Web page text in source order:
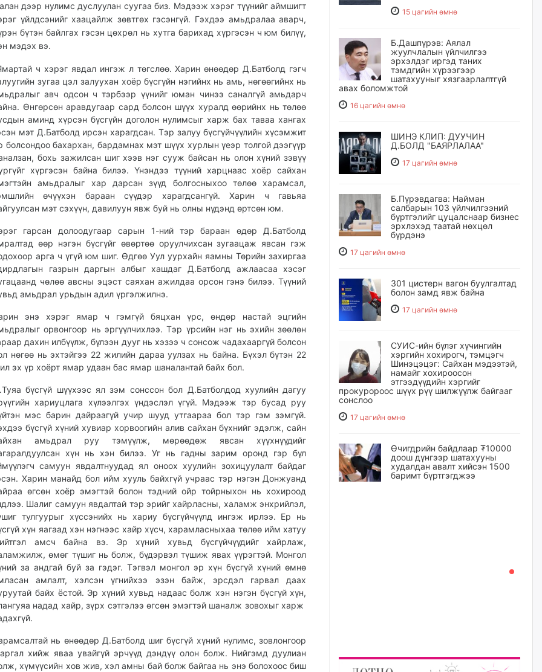
дээр нулимс дуслуулан суугаа биз. Мэдээж хэрэг түүнийг аймшигт
үйлдсэнийг хаацайлж зөвтгөх гэсэнгүй. Гэхдээ амьдралаа аварч,
бүтэн байлгах гэсэн цөхрөл нь хутга барихад хүргэсэн ч юм билүү,
мэдэх вэ.
ч хэрэг явдал ингэж л төгслөө. Харин өнөөдөр Д.Батболд гэгч
зугаа цэл залуухан хоёр бүсгүйн нэгийнх нь амь, нөгөөгийнх нь
авч одсон ч тэрбээр үүнийг юман чинээ саналгүй амьдарч
Өнгөрсөн аравдугаар сард болсон шүүх хуралд өөрийнх нь төлөө
аминд хүрсэн бүсгүйн доголон нулимсыг харж бах таваа хангах
мэт Д.Батболд ирсэн харагдсан. Тэр залуу бүсгүйчүүлийн хүсэмжит
болсондоо бахархан, бардамнах мэт шүүх хурлын үеэр толгой дээгүүр
бохь зажилсан шиг хээв нэг сууж байсан нь олон хүний зэвүү
хүргэсэн байна билээ. Үнэндээ түүний харцнаас хоёр сайхан
амьдралыг хар дарсан зүүд болгосныхоо төлөө харамсал,
өчүүхэн бараан сүүдэр харагдсангүй. Харин ч гавьяа
мэт сэхүүн, давилуун явж буй нь олны нүдэнд өртсөн юм.
гарсан долоодугаар сарын 1-ний тэр бараан өдөр Д.Батболд
өөр нэгэн бүсгүйг өвөртөө оруулчихсан зугаацаж явсан гэж
арга ч үгүй юм шиг. Өдгөө Уул уурхайн яамны Төрийн захиргаа
газрын даргын албыг хашдаг Д.Батболд ажлаасаа хэсэг
чөлөө авсны эцэст саяхан ажилдаа орсон гэнэ билээ. Түүний
амьдрал урьдын адил үргэлжилнэ.
энэ хэрэг ямар ч гэмгүй бяцхан үрс, өндөр настай эцгийн
орвонгоор нь эргүүлчихлээ. Тэр үрсийн нэг нь эхийн зөөлөн
дахин илбүүлж, бүлээн дууг нь хэзээ ч сонсож чадахааргүй болсон
нөгөө нь эхтэйгээ 22 жилийн дараа уулзах нь байна. Бүхэл бүтэн 22
эх үр хоёрт ямар удаан бас ямар шаналантай байх бол.
бүсгүй шүүхээс ял зэм сонссон бол Д.Батболдод хуулийн дагуу
хариуцлага хүлээлгэх үндэслэл үгүй. Мэдээж тэр бусад руу
мэс барин дайраагүй учир шууд утгаараа бол тэр гэм зэмгүй.
бүсгүй хүний хувиар хорвоогийн алив сайхан бүхнийг эдэлж, сайн
амьдрал руу тэмүүлж, мөрөөдөж явсан хүүхнүүдийг
хүн нь хэн билээ. Уг нь гадны зарим оронд гэр бүл
самуун явдалтнуудад ял оноох хуулийн зохицуулалт байдаг
Харин манайд бол ийм хууль байхгүй учраас тэр нэгэн Донжуанд
өгсөн хоёр эмэгтэй болон тэдний ойр тойрныхон нь хохироод
Шалиг самуун явдалтай тэр эрийг хайрласны, халамж энхрийлэл,
тулгуурыг хүссэнийх нь хариу бүсгүйчүүлд ингэж ирлээ. Ер нь
хүн яагаад хэн нэгнээс хайр хүсч, харамласныхаа төлөө ийм хатуу
амсч байна вэ. Эр хүний хувьд бүсгүйчүүдийг хайрлаж,
өмөг түшиг нь болж, бүдэрвэл түшиж явах үүрэгтэй. Монгол
за андгай буй за гэдэг. Тэгвэл монгол эр хүн бүсгүй хүний өмнө
амлалт, хэлсэн үгнийхээ эзэн байж, эрсдэл гарвал даах
байх ёстой. Эр хүний хувьд надаас болж хэн нэгэн бүсгүй хүн,
надад хайр, зүрх сэтгэлээ өгсөн эмэгтэй шаналж зовохыг харж
нь өнөөдөр Д.Батболд шиг бүсгүй хүний нулимс, зовлонгоор
хийж яваа увайгүй эрчүүд дэндүү олон болж. Нийгэмд дуулиан
хүмүүсийн хов жив, хэл амны бай болж байгаа нь энэ болохоос биш
15 цагийн өмнө
Б.Дашпүрэв: Аялал
жуулчлалын үйлчилгээ
эрхэлдэг иргэд таних
тэмдгийн хүрээгээр
шатахууныг хязгаарлалтгүй
авах боломжтой
16 цагийн өмнө
ШИНЭ КЛИП: ДУУЧИН
Д.БОЛД "БАЯРЛАЛАА"
17 цагийн өмнө
Б.Пүрэвдагва: Найман
салбарын 103 үйлчилгээний
бүртгэлийг цуцалснаар бизнес
эрхлэхэд таатай нөхцөл
бүрдэнэ
17 цагийн өмнө
301 цистерн вагон буулгалтад
болон замд явж байна
17 цагийн өмнө
СУИС-ийн бүлэг хүчингийн
хэргийн хохирогч, тэмцэгч
Шинэцэцэг: Сайхан мэдээтэй,
намайг хохироосон
этгээдүүдийн хэргийг
прокуророос шүүх рүү шилжүүлж байгааг
сонслоо
17 цагийн өмнө
Өчигдрийн байдлаар ₮10000
доош дүнгээр шатахууны
худалдан авалт хийсэн 1500
баримт бүртгэгджээ